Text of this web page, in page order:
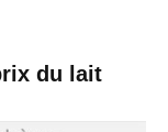
du lait